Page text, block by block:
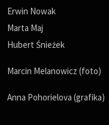
Erwin Nowak
Marta Maj
Hubert Śnieżek
Marcin Melanowicz (foto)
Anna Pohorielova (grafika)